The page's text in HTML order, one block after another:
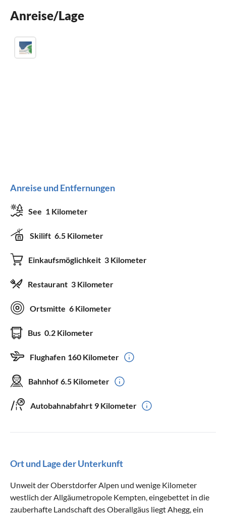
Kamin
Anreise/Lage
Anreise und Entfernungen
See 1 Kilometer
Skilift 6.5 Kilometer
Einkaufsmöglichkeit 3 Kilometer
Restaurant 3 Kilometer
Ortsmitte 6 Kilometer
Bus 0.2 Kilometer
Flughafen 160 Kilometer
Bahnhof 6.5 Kilometer
Autobahnabfahrt 9 Kilometer
Ort und Lage der Unterkunft
Unweit der Oberstdorfer Alpen und wenige Kilometer
westlich der Allgäumetropole Kempten, eingebettet in die
zauberhafte Landschaft des Oberallgäus liegt Ahegg, ein